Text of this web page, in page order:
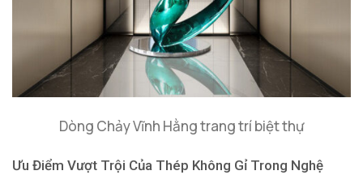
Dòng Chảy Vĩnh Hằng trang trí biệt thự
Ưu Điểm Vượt Trội Của Thép Không Gỉ Trong Nghệ